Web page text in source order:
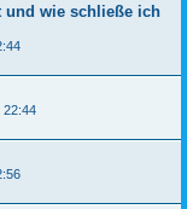
und wie schließe ich
22:44